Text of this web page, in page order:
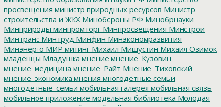
просвещения министр природных ресурсов Министр
строительства и ЖКХ Минобороны РФ Минобрнауки
Минприроды минпромторг Минпросвещения Минстрой
Минтранс Минтруд Минфин Минэкономразвития
Минэнерго МИР митинг Михаил Мишустин Михаил Озимок
младенцы Младушка мнение мнение_Кузовин
мнение_медицина мнение_Райт Мнение_Тиховский
мнение_экономика мнения многодетные семьи
многодетные_семьи мобильная галерея мобильная связь
мобильное приложение модельная библиотека Молодая